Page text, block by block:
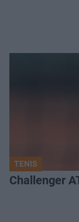
TENIS
Challenger